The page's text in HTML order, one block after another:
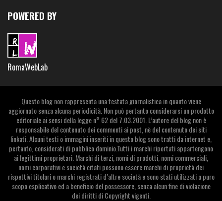
POWERED BY
RomaWebLab
Questo blog non rappresenta una testata giornalistica in quanto viene
aggiornato senza alcuna periodicità. Non può pertanto considerarsi un prodotto
editoriale ai sensi della legge n° 62 del 7.03.2001. L’autore del blog non è
responsabile del contenuto dei commenti ai post, nè del contenuto dei siti
linkati. Alcuni testi o immagini inseriti in questo blog sono tratti da internet e,
pertanto, considerati di pubblico dominio.Tutti i marchi riportati appartengono
ai legittimi proprietari. Marchi di terzi, nomi di prodotti, nomi commerciali,
nomi corporativi e società citati possono essere marchi di proprietà dei
rispettivi titolari o marchi registrati d’altre società e sono stati utilizzati a puro
scopo esplicativo ed a beneficio del possessore, senza alcun fine di violazione
dei diritti di Copyright vigenti.